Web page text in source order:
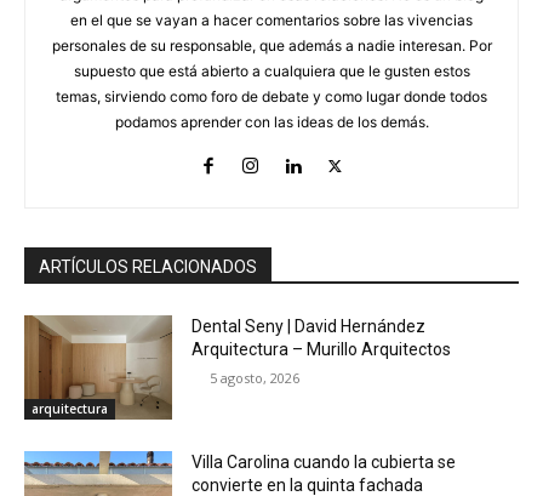
en el que se vayan a hacer comentarios sobre las vivencias
personales de su responsable, que además a nadie interesan. Por
supuesto que está abierto a cualquiera que le gusten estos
temas, sirviendo como foro de debate y como lugar donde todos
podamos aprender con las ideas de los demás.
ARTÍCULOS RELACIONADOS
arquitectura
Dental Seny | David Hernández
Arquitectura – Murillo Arquitectos
5 agosto, 2026
Villa Carolina cuando la cubierta se
convierte en la quinta fachada